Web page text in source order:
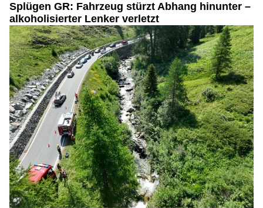
Splügen GR: Fahrzeug stürzt Abhang hinunter –
alkoholisierter Lenker verletzt